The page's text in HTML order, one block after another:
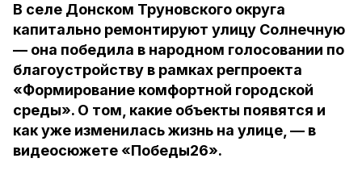
В селе Донском Труновского округа
капитально ремонтируют улицу Солнечную
— она победила в народном голосовании по
благоустройству в рамках регпроекта
«Формирование комфортной городской
среды». О том, какие объекты появятся и
как уже изменилась жизнь на улице, — в
видеосюжете «Победы26».